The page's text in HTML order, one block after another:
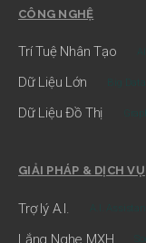
CÔNG NGHỆ
Trí Tuệ Nhân Tạo AI
Dữ Liệu Lớn Big Data
Dữ Liệu Đồ Thị
GIẢI PHÁP & DỊCH VỤ
Trợ lý A.I. A.I. Assistant
Lắng Nghe MXH